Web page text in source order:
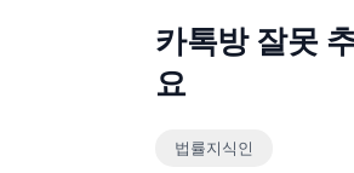
카톡방 잘못
요
법률지식인